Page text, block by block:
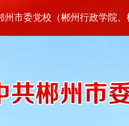
州市委党校（郴州行政学院